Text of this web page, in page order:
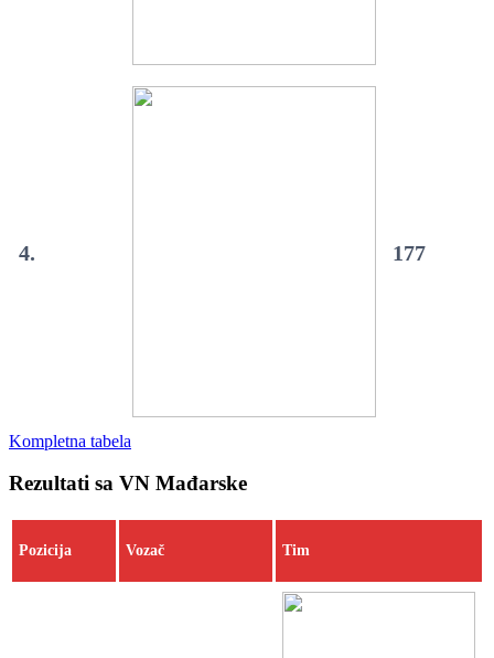
4. 177
Kompletna tabela
Rezultati sa VN Mađarske
Pozicija Vozač Tim